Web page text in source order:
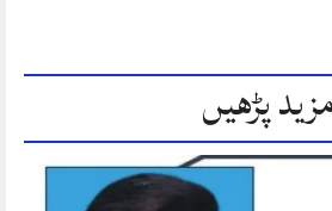
پڑھیں